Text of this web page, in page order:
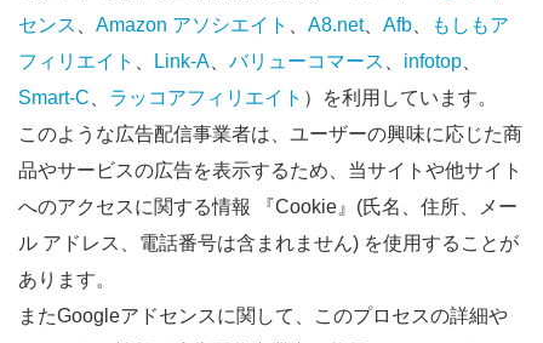
センス
Amazon アソシエイト A8.net、 Afb
もしもア
フィリエイト
Link-A バリューコマース infotop
Smart-C
ラッコアフィリエイト ）を利用しています。
このような広告配信事業者は、ユーザーの興味に応じた商
品やサービスの広告を表示するため、当サイトや他サイト
へのアクセスに関する情報 『Cookie』(氏名、住所、メー
ル アドレス、電話番号は含まれません) を使用することが
あります。
またGoogleアドセンスに関して、このプロセスの詳細や